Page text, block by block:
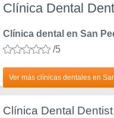
Clínica Dental
Clínica dental en San
/5
Ver más clínicas dentales en
Clínica Dental